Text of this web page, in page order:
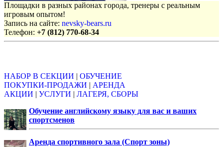
Площадки в разных районах города, тренеры с реальным
игровым опытом!
Запись на сайте: nevsky-bears.ru
Телефон: +7 (812) 770-68-34
НАБОР В СЕКЦИИ | ОБУЧЕНИЕ
ПОКУПКИ-ПРОДАЖИ | АРЕНДА
АКЦИИ | УСЛУГИ | ЛАГЕРЯ, СБОРЫ
Обучение английскому языку для вас и ваших
спортсменов
Аренда спортивного зала (Спорт зоны)